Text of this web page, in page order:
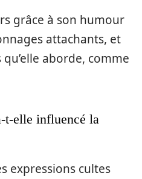
grâce à son humour
attachants, et
aborde, comme
t-elle influencé la
expressions cultes